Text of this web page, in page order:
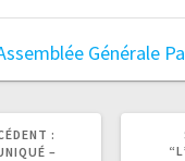
Générale
:
–